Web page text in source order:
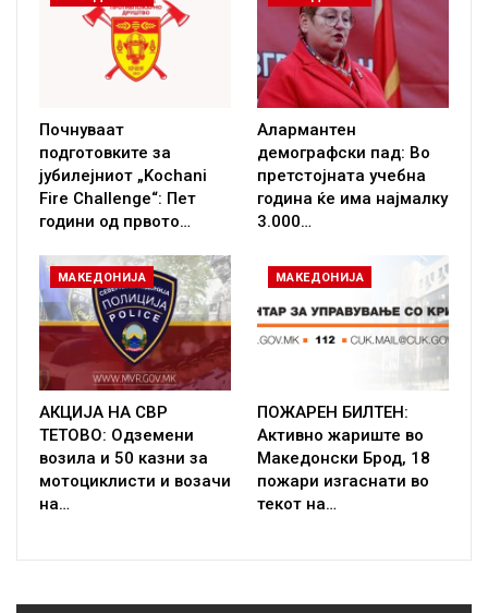
Почнуваат
подготовките за
јубилејниот „Kochani
Fire Challenge“: Пет
години од првото…
Алармантен
демографски пад: Во
претстојната учебна
година ќе има најмалку
3.000…
МАКЕДОНИЈА
АКЦИЈА НА СВР
ТЕТОВО: Одземени
возила и 50 казни за
мотоциклисти и возачи
на…
МАКЕДОНИЈА
ПОЖАРЕН БИЛТЕН:
Активно жариште во
Македонски Брод, 18
пожари изгаснати во
текот на…